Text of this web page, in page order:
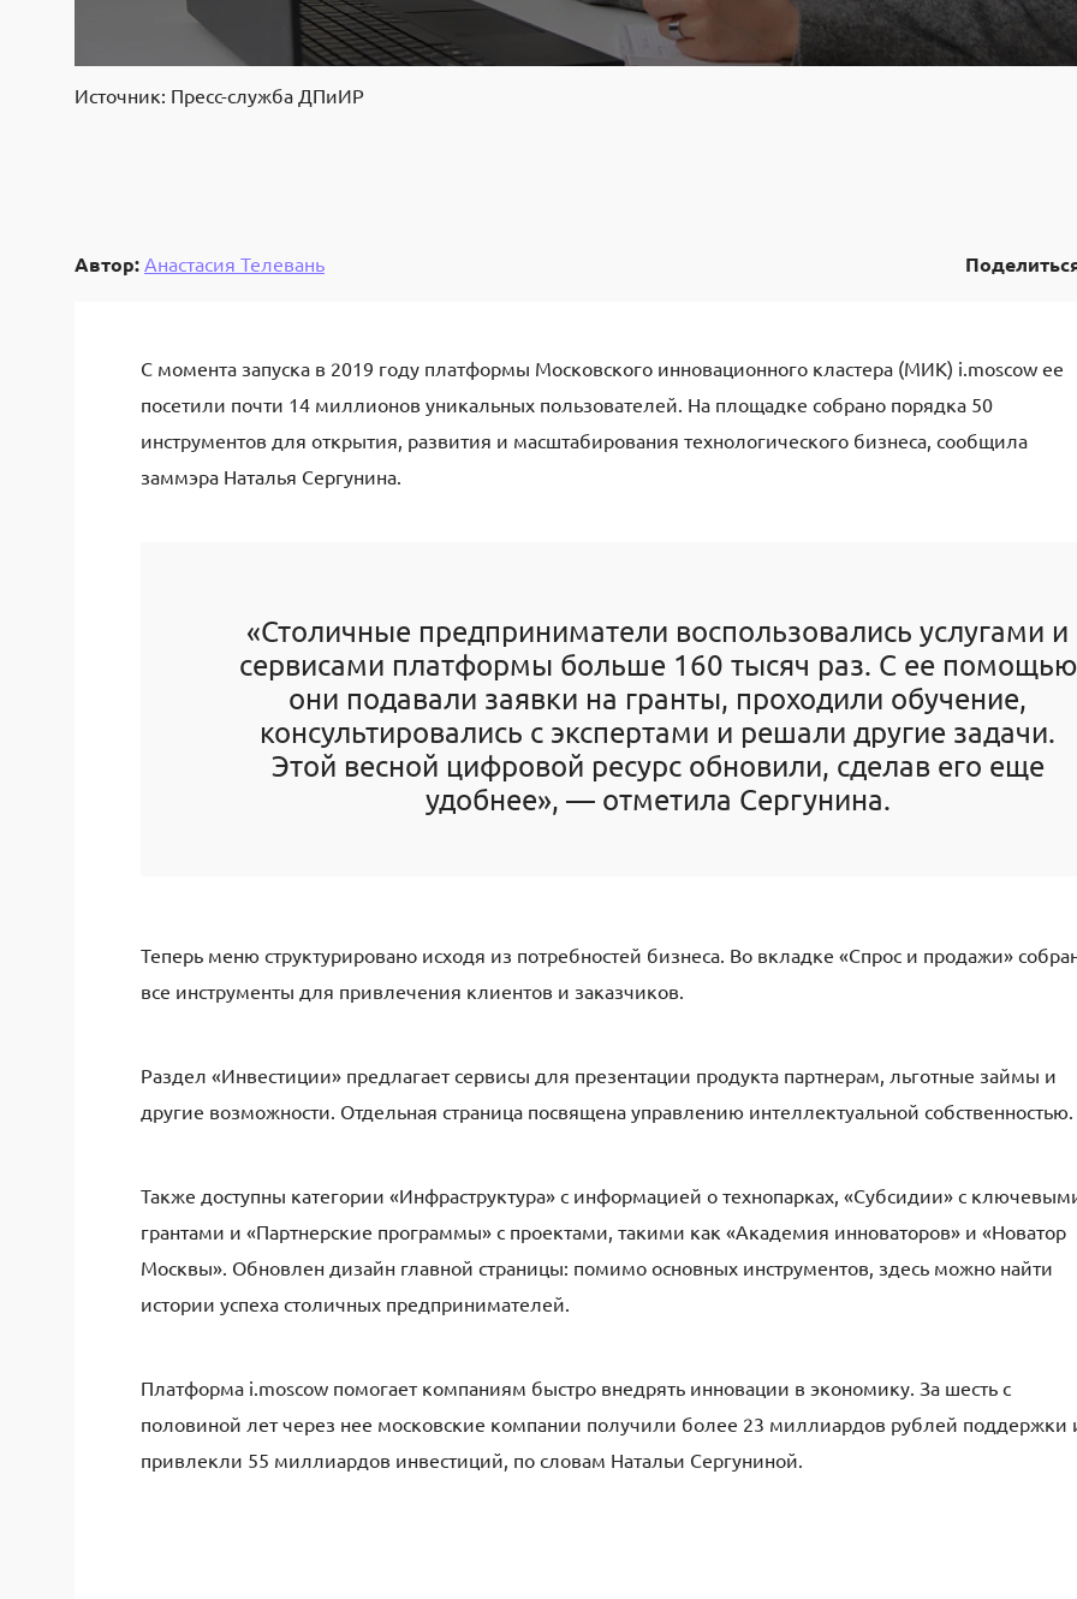
Источник: Пресс-служба ДПиИР
Автор: Анастасия Телевань
С момента запуска в 2019 году платформы Московского инновационного кластера (МИК) i.moscow ее
посетили почти 14 миллионов уникальных пользователей. На площадке собрано порядка 50
инструментов для открытия, развития и масштабирования технологического бизнеса, сообщила
заммэра Наталья Сергунина.
«Столичные предприниматели воспользовались услугами и
сервисами платформы больше 160 тысяч раз. С ее помощью
они подавали заявки на гранты, проходили обучение,
консультировались с экспертами и решали другие задачи.
Этой весной цифровой ресурс обновили, сделав его еще
удобнее», — отметила Сергунина.
Теперь меню структурировано исходя из потребностей бизнеса. Во вкладке «Спрос и продажи»
все инструменты для привлечения клиентов и заказчиков.
Раздел «Инвестиции» предлагает сервисы для презентации продукта партнерам, льготные займы и
другие возможности. Отдельная страница посвящена управлению интеллектуальной собственностью.
Также доступны категории «Инфраструктура» с информацией о технопарках, «Субсидии» с
грантами и «Партнерские программы» с проектами, такими как «Академия инноваторов» и «Новатор
Москвы». Обновлен дизайн главной страницы: помимо основных инструментов, здесь можно найти
истории успеха столичных предпринимателей.
Платформа i.moscow помогает компаниям быстро внедрять инновации в экономику. За шесть с
половиной лет через нее московские компании получили более 23 миллиардов рублей поддержки
привлекли 55 миллиардов инвестиций, по словам Натальи Сергуниной.